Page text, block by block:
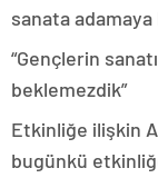
sanata adamaya
“Gençlerin
beklemezdik”
Etkinliğe ilişkin
bugünkü